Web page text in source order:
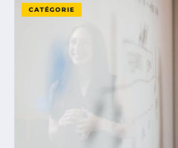
CATÉGORIE